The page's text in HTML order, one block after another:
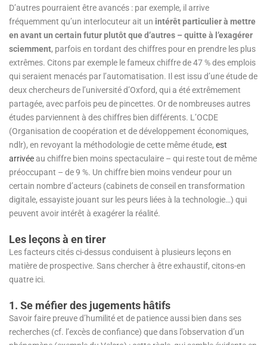
D’autres pourraient être avancés : par exemple, il arrive
fréquemment qu’un interlocuteur ait un intérêt particulier à mettre
en avant un certain futur plutôt que d’autres – quitte à l’exagérer
sciemment, parfois en tordant des chiffres pour en prendre les plus
extrêmes. Citons par exemple le fameux chiffre de 47 % des emplois
qui seraient menacés par l’automatisation. Il est issu d’une étude de
deux chercheurs de l’université d’Oxford, qui a été extrêmement
partagée, avec parfois peu de pincettes. Or de nombreuses autres
études parviennent à des chiffres bien différents. L’OCDE
(Organisation de coopération et de développement économiques,
ndlr), en revoyant la méthodologie de cette même étude, est
arrivéeau chiffre bien moins spectaculaire – qui reste tout de même
préoccupant – de 9 %. Un chiffre bien moins vendeur pour un
certain nombre d’acteurs (cabinets de conseil en transformation
digitale, essayiste jouant sur les peurs liées à la technologie…) qui
peuvent avoir intérêt à exagérer la réalité.
Les leçons à en tirer
Les facteurs cités ci-dessus conduisent à plusieurs leçons en
matière de prospective. Sans chercher à être exhaustif, citons-en
quatre ici.
1. Se méfier des jugements hâtifs
Savoir faire preuve d’humilité et de patience aussi bien dans ses
recherches (cf. l’excès de confiance) que dans l’observation d’un